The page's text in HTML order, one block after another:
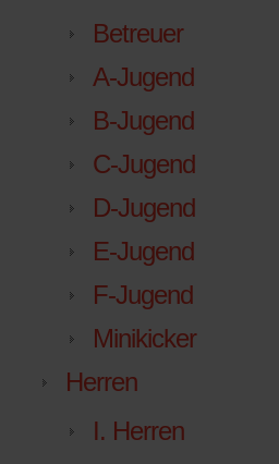
Betreuer
A-Jugend
B-Jugend
C-Jugend
D-Jugend
E-Jugend
F-Jugend
Minikicker
Herren
I. Herren